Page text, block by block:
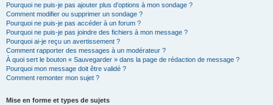
Pourquoi ne puis-je pas ajouter plus d’options à mon sondage ?
Comment modifier ou supprimer un sondage ?
Pourquoi ne puis-je pas accéder à un forum ?
Pourquoi ne puis-je pas joindre des fichiers à mon message ?
Pourquoi ai-je reçu un avertissement ?
Comment rapporter des messages à un modérateur ?
À quoi sert le bouton « Sauvegarder » dans la page de rédaction de message ?
Pourquoi mon message doit être validé ?
Comment remonter mon sujet ?
Mise en forme et types de sujets